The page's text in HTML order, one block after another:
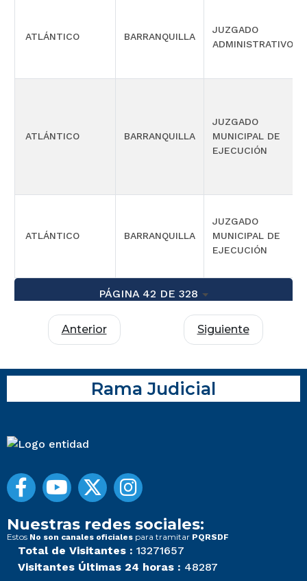
ATLÁNTICO BARRANQUILLA
JUZGADO
ADMINISTRATIVO
ATLÁNTICO BARRANQUILLA
JUZGADO
MUNICIPAL DE
EJECUCIÓN
ATLÁNTICO BARRANQUILLA
JUZGADO
MUNICIPAL DE
EJECUCIÓN
PÁGINA 42 DE 328
Anterior Siguiente
Rama Judicial
Nuestras redes sociales:
Estos No son canales oficiales para tramitar PQRSDF
Total de Visitantes : 13271657
Visitantes Últimas 24 horas : 48287